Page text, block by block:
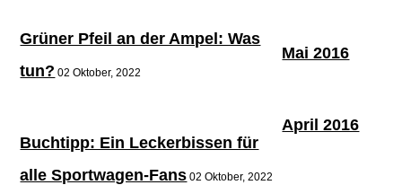
Grüner Pfeil an der Ampel: Was
tun? 02 Oktober, 2022
Buchtipp: Ein Leckerbissen für
alle Sportwagen-Fans 02 Oktober, 2022
Mai 2016
April 2016